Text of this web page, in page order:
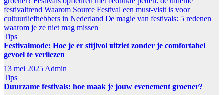
festivaltrend Waarom Source Festival een must-visit is voor
cultuurliefhebbers in Nederland De magie van festivals: 5 redenen
waarom je ze niet mag missen
Tips
Festivalmode: Hoe je er stijlvol uitziet zonder je comfortabel
gevoel te verliezen
13 mei 2025 Admin
Tips
Duurzame festivals: hoe maak je jouw evenement groener?